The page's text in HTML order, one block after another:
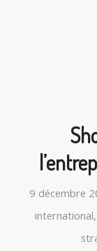
9 décembre
international,